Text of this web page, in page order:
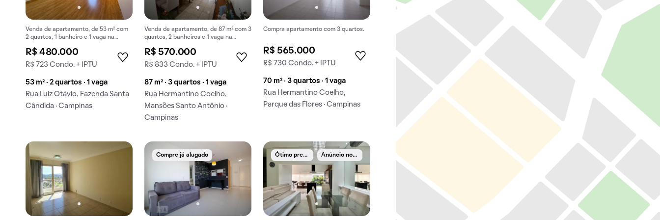
Venda de apartamento, de 53 m² com
2 quartos, 1 banheiro e 1 vaga na
R$ 480.000
R$ 723 Condo. + IPTU
53 m² · 2 quartos · 1 vaga
Rua Luiz Otávio, Fazenda Santa
Cândida · Campinas
Venda de apartamento, de 87 m² com 3
quartos, 2 banheiros e 1 vaga na
R$ 570.000
R$ 833 Condo. + IPTU
87 m² · 3 quartos · 1 vaga
Rua Hermantino Coelho,
Mansões Santo Antônio ·
Campinas
Compra apartamento com 3 quartos.
R$ 565.000
R$ 730 Condo. + IPTU
70 m² · 3 quartos · 1 vaga
Rua Hermantino Coelho,
Parque das Flores · Campinas
Compre já alugado Ó
timo preço A
núncio novo